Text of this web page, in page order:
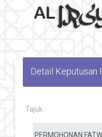
Detail Keputusan
Tajuk :